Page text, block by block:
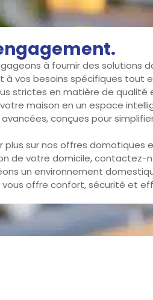
à fournir des solutions
à vos besoins spécifiques tout
strictes en matière de qualité
maison en un espace
conçues pour
plus sur nos offres domotiques
de votre domicile, contactez-
un environnement
offre confort, sécurité et